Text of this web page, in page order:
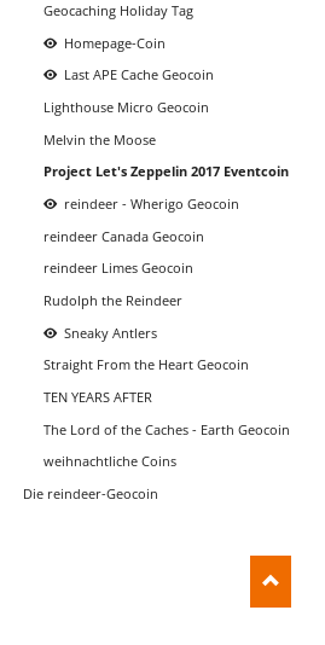
Geocaching Holiday Tag
Homepage-Coin
Last APE Cache Geocoin
Lighthouse Micro Geocoin
Melvin the Moose
Project Let's Zeppelin 2017 Eventcoin
reindeer - Wherigo Geocoin
reindeer Canada Geocoin
reindeer Limes Geocoin
Rudolph the Reindeer
Sneaky Antlers
Straight From the Heart Geocoin
TEN YEARS AFTER
The Lord of the Caches - Earth Geocoin
weihnachtliche Coins
Die reindeer-Geocoin